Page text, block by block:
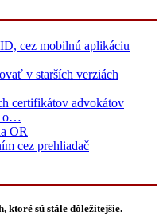
cez mobilnú aplikáciu
v starších verziách
certifikátov advokátov
o…
OR
cez prehliadač
ktoré sú stále dôležitejšie.